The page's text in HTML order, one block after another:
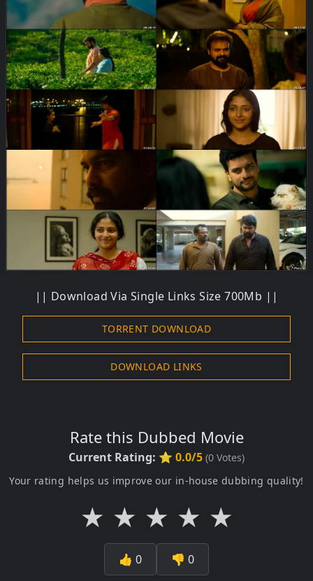
|| Download Via Single Links Size 700Mb ||
TORRENT DOWNLOAD
DOWNLOAD LINKS
Rate this Dubbed Movie
Current Rating: ⭐ 0.0/5 (0 Votes)
Your rating helps us improve our in-house dubbing quality!
★ ★ ★ ★ ★
👍 0 👎 0